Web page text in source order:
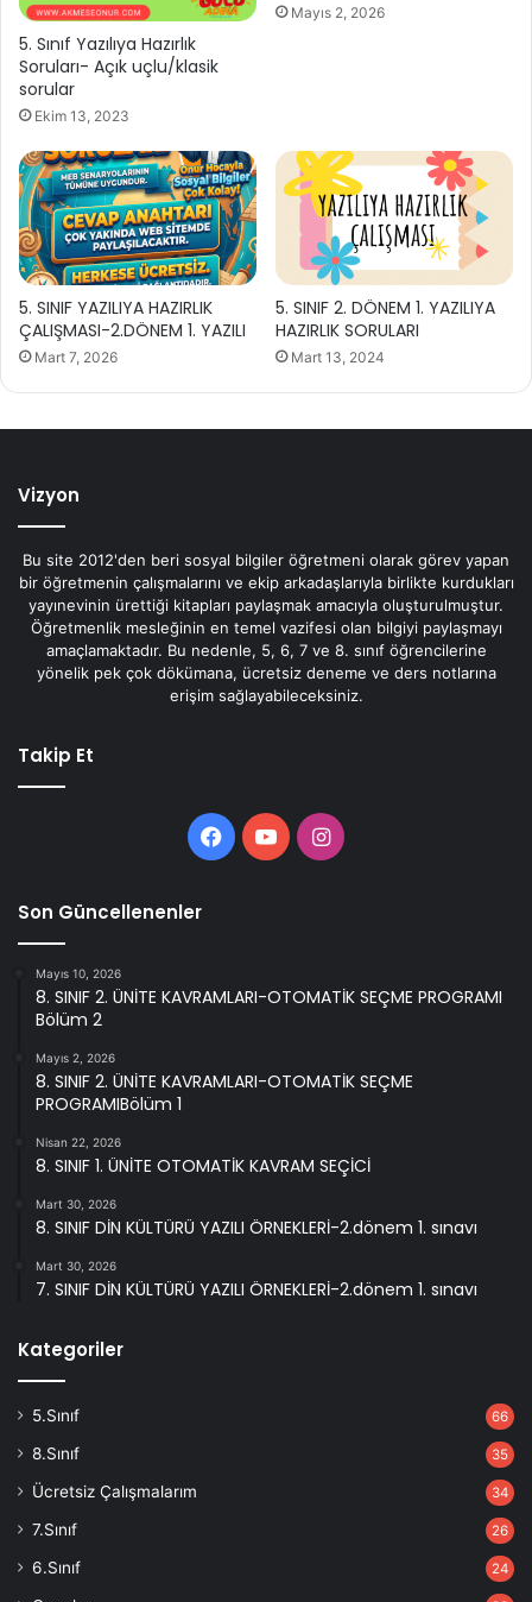
5. Sınıf Yazılıya Hazırlık
Soruları- Açık uçlu/klasik
sorular
Ekim 13, 2023
Mayıs 2, 2026
5. SINIF YAZILIYA HAZIRLIK
ÇALIŞMASI-2.DÖNEM 1. YAZILI
Mart 7, 2026
5. SINIF 2. DÖNEM 1. YAZILIYA
HAZIRLIK SORULARI
Mart 13, 2024
Vizyon
Bu site 2012'den beri sosyal bilgiler öğretmeni olarak görev yapan
bir öğretmenin çalışmalarını ve ekip arkadaşlarıyla birlikte kurdukları
yayınevinin ürettiği kitapları paylaşmak amacıyla oluşturulmuştur.
Öğretmenlik mesleğinin en temel vazifesi olan bilgiyi paylaşmayı
amaçlamaktadır. Bu nedenle, 5, 6, 7 ve 8. sınıf öğrencilerine
yönelik pek çok dökümana, ücretsiz deneme ve ders notlarına
erişim sağlayabileceksiniz.
Takip Et
Facebook
YouTubeInstagram
Son Güncellenenler
Mayıs 10, 2026
8. SINIF 2. ÜNİTE KAVRAMLARI-OTOMATİK SEÇME PROGRAMI
Bölüm 2
Mayıs 2, 2026
8. SINIF 2. ÜNİTE KAVRAMLARI-OTOMATİK SEÇME
PROGRAMIBölüm 1
Nisan 22, 2026
8. SINIF 1. ÜNİTE OTOMATİK KAVRAM SEÇİCİ
Mart 30, 2026
8. SINIF DİN KÜLTÜRÜ YAZILI ÖRNEKLERİ-2.dönem 1. sınavı
Mart 30, 2026
7. SINIF DİN KÜLTÜRÜ YAZILI ÖRNEKLERİ-2.dönem 1. sınavı
Kategoriler
5.Sınıf 66
8.Sınıf 35
Ücretsiz Çalışmalarım 34
7.Sınıf 26
6.Sınıf 24